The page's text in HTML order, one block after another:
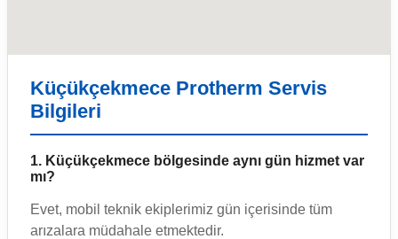
Küçükçekmece Protherm Servis
Bilgileri
1. Küçükçekmece bölgesinde aynı gün hizmet var
mı?
Evet, mobil teknik ekiplerimiz gün içerisinde tüm
arızalara müdahale etmektedir.